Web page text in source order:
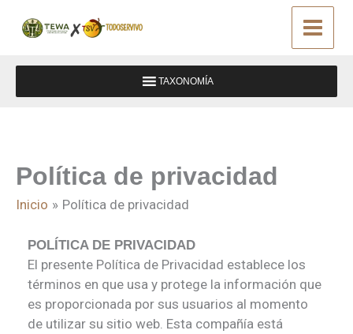
TAXONOMÍA
Política de privacidad
Inicio Política de privacidad
POLÍTICA DE PRIVACIDAD
El presente Política de Privacidad establece los
términos en que usa y protege la información que
es proporcionada por sus usuarios al momento
de utilizar su sitio web. Esta compañía está